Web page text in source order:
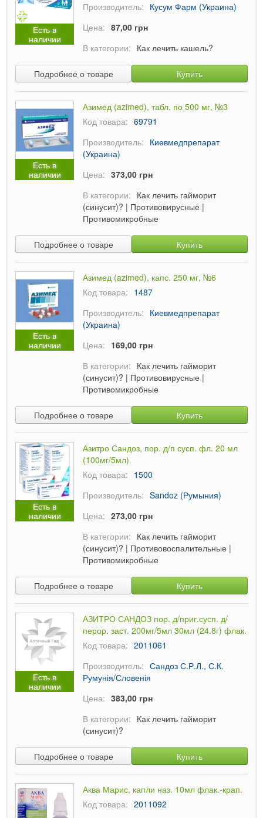
Есть в
наличии
Производитель: Кусум Фарм (Украина)
Цена: 87,00 грн
В категории: Как лечить кашель?
Подробнее о товаре Купить
Есть в
наличии
Азимед (azimed), табл. по 500 мг, №3
Код товара: 69791
Производитель: Киевмедпрепарат
(Украина)
Цена: 373,00 грн
В категории: Как лечить гайморит
(синусит)? | Противовирусные |
Противомикробные
Подробнее о товаре Купить
Есть в
наличии
Азимед (azimed), капс. 250 мг, №6
Код товара: 1487
Производитель: Киевмедпрепарат
(Украина)
Цена: 169,00 грн
В категории: Как лечить гайморит
(синусит)? | Противовирусные |
Противомикробные
Подробнее о товаре Купить
Есть в
наличии
Азитро Сандоз, пор. д/п сусп. фл. 20 мл
(100мг/5мл)
Код товара: 1500
Производитель: Sandoz (Румыния)
Цена: 273,00 грн
В категории: Как лечить гайморит
(синусит)? | Противовоспалительные |
Противомикробные
Подробнее о товаре Купить
Есть в
наличии
АЗИТРО САНДОЗ пор. д/приг.сусп. д/
перор. заст. 200мг/5мл 30мл (24.8г) флак.
Код товара: 2011061
Производитель: Сандоз С.Р.Л., С.К.
Румунія/Словенія
Цена: 383,00 грн
В категории: Как лечить гайморит
(синусит)?
Подробнее о товаре Купить
Аква Марис, капли наз. 10мл флак.-крап.
Код товара: 2011092